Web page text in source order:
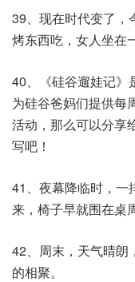
39、现在时代变了，
烤东西吃，女人坐在
40、《硅谷遛娃记》
为硅谷爸妈们提供每
活动，那么可以分享
写吧！
41、夜幕降临时，一
来，椅子早就围在桌
42、周末，天气晴朗
的相聚。